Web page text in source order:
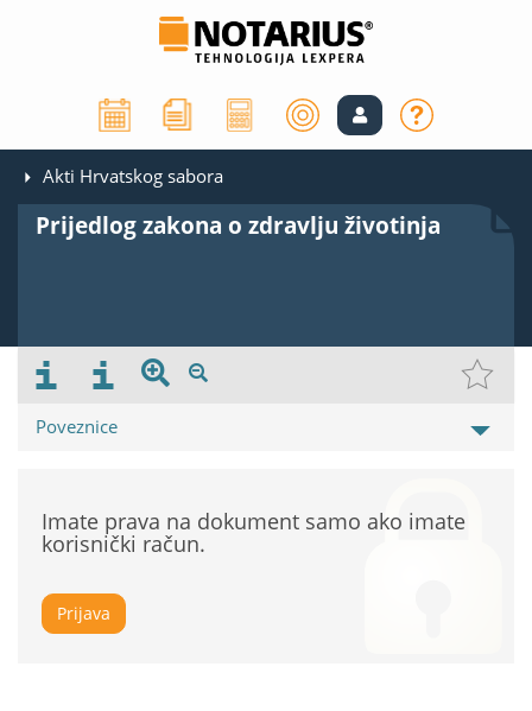
Akti Hrvatskog sabora
Prijedlog zakona o zdravlju životinja
Poveznice
Imate prava na dokument samo ako imate
korisnički račun.
Prijava